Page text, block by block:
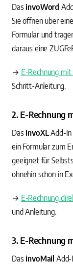
DasinvoWord
Sie öffnen über
Formular und
daraus eine
→ E-Rechnung
Schritt-Anleitung.
2. E-Rechnung
DasinvoXLAdd-In
ein Formular zum
geeignet für
ohnehin schon in
→ E-Rechnung
und Anleitung.
3. E-Rechnung
DasinvoMail Add-